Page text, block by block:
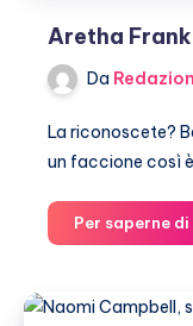
Aretha
Da
La riconoscete?
un faccione così
Per saperne di